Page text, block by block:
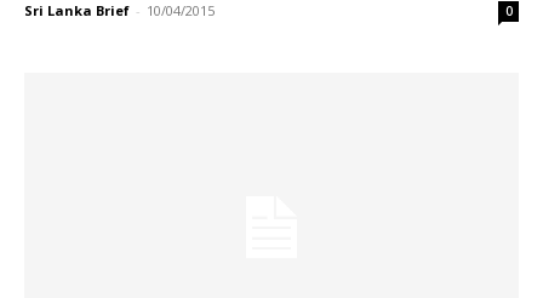
Sri Lanka Brief - 10/04/2015 0